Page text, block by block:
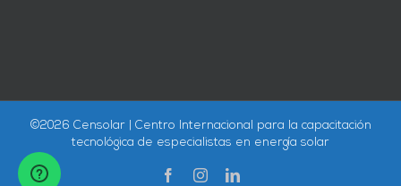
©2026 Censolar | Centro Internacional para la capacitación
tecnológica de especialistas en energía solar
FacebookInstagramLinkedIn